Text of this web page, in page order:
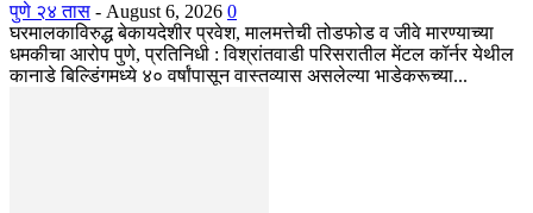
पुणे २४ तास - August 6, 2026 0
घरमालकाविरुद्ध बेकायदेशीर प्रवेश, मालमत्तेची तोडफोड व जीवे मारण्याच्या
धमकीचा आरोप पुणे, प्रतिनिधी : विश्रांतवाडी परिसरातील मेंटल कॉर्नर येथील
कानाडे बिल्डिंगमध्ये ४० वर्षांपासून वास्तव्यास असलेल्या भाडेकरूच्या...